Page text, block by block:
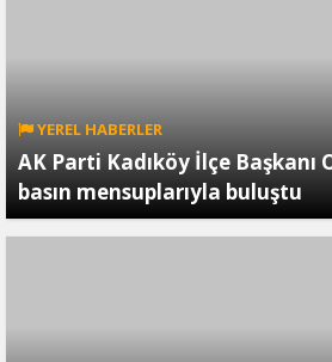
YEREL HABERLER
AK Parti Kadıköy İlçe Başkanı
basın mensuplarıyla buluştu